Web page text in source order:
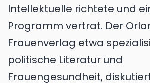
Intellektuelle richtete und
Programm vertrat. Der
Frauenverlag etwa
politische Literatur und
Frauengesundheit,